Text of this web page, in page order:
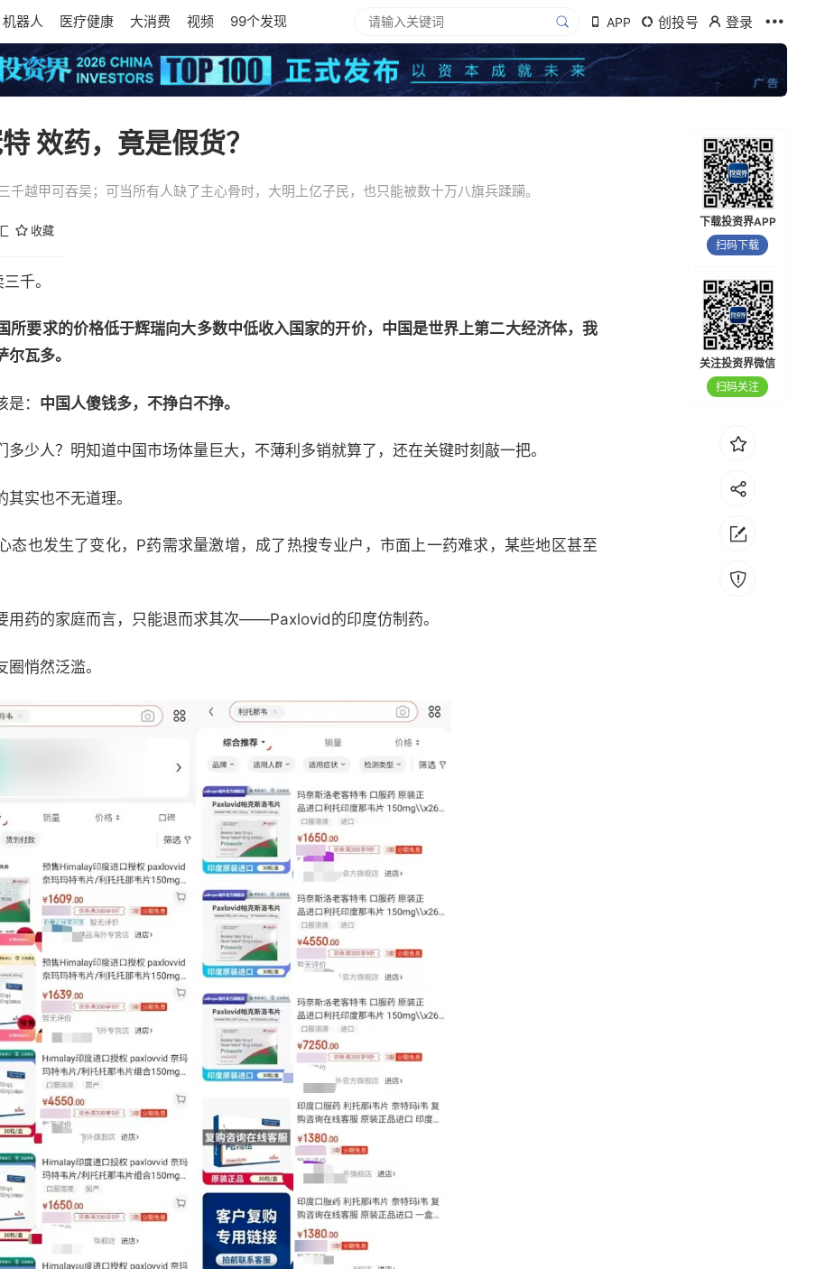
机器人 医疗健康 大消费 视频 99个发现 APP 创投号 登录
效药，竟是假货？
千越甲可吞吴；可当所有人缺了主心骨时，大明上亿子民，也只能被数十万八旗兵蹂躏。
收藏
千。
所要求的价格低于辉瑞向大多数中低收入国家的开价，中国是世界上第二大经济体，我
尔瓦多。
： 中国人傻钱多，不挣白不挣。
少人？明知道中国市场体量巨大，不薄利多销就算了，还在关键时刻敲一把。
实也不无道理。
态也发生了变化，P药需求量激增，成了热搜专业户，市面上一药难求，某些地区甚至
用药的家庭而言，只能退而求其次——Paxlovid的印度仿制药。
悄然泛滥。
下载投资界APP
扫码下载
关注投资界微信
扫码关注